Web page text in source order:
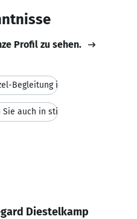
Profil zu sehen.
Begleitung i
Sie auch in sti
Diestelkamp